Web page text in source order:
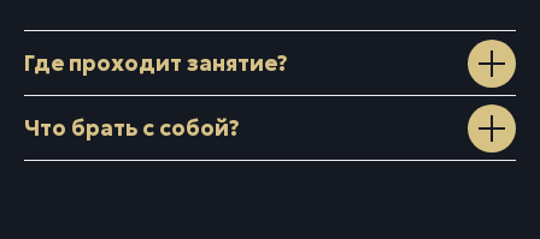
Где проходит занятие?
Что брать с собой?